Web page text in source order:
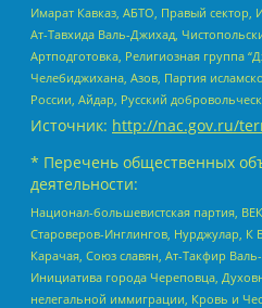
Имарат Кавказ, АБТО, Правый
Ат-Тавхида Валь-Джихад,
Артподготовка, Религиозная группа
Челебиджихана, Азов, Партия
России, Айдар, Русский
Источник: http://nac.gov.ru/
* Перечень общественных
деятельности:
Национал-большевистская партия,
Староверов-Инглингов, Нурджулар, К
Карачая, Союз славян, Ат-Такфир
Инициатива города Череповца,
нелегальной иммиграции, Кровь и